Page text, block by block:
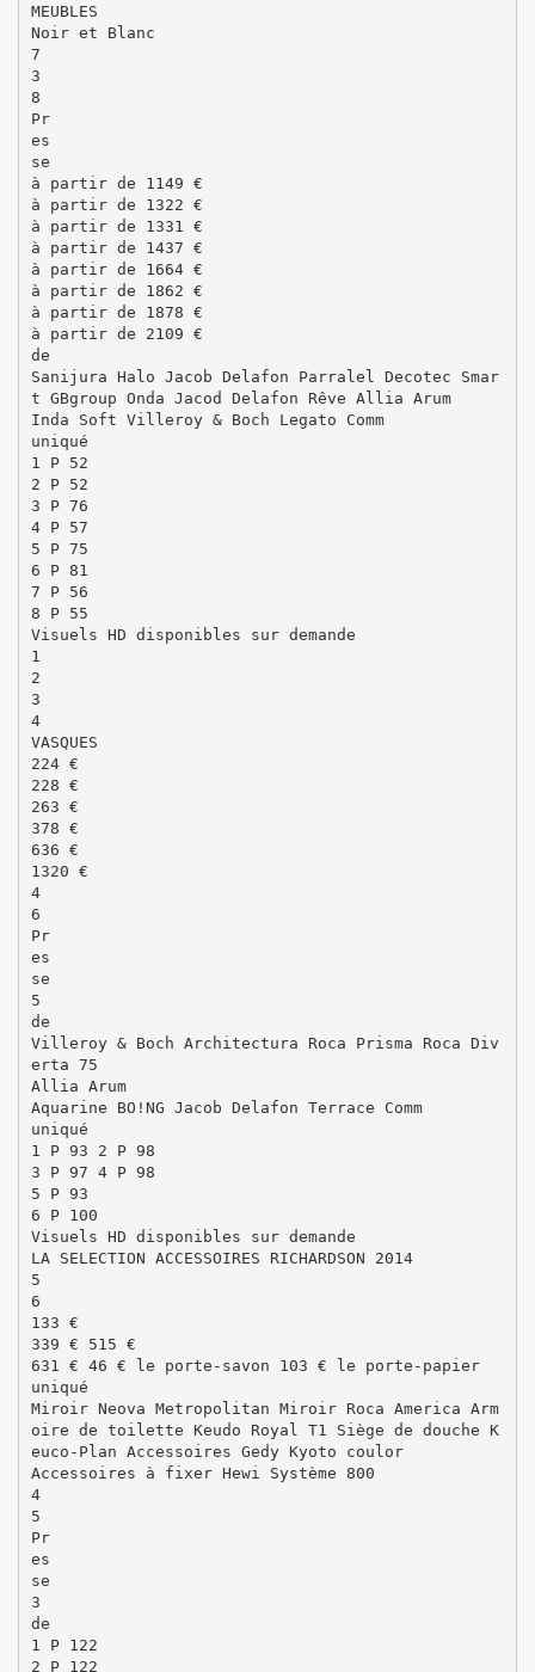
MEUBLES
Noir et Blanc
7
3
8
Pr
es
se
à partir de 1149 €
à partir de 1322 €
à partir de 1331 €
à partir de 1437 €
à partir de 1664 €
à partir de 1862 €
à partir de 1878 €
à partir de 2109 €
de
Sanijura Halo Jacob Delafon Parralel Decotec Smar
t GBgroup Onda Jacod Delafon Rêve Allia Arum
Inda Soft Villeroy & Boch Legato Comm
uniqué
1 P 52
2 P 52
3 P 76
4 P 57
5 P 75
6 P 81
7 P 56
8 P 55
Visuels HD disponibles sur demande
1
2
3
4
VASQUES
224 €
228 €
263 €
378 €
636 €
1320 €
4
6
Pr
es
se
5
de
Villeroy & Boch Architectura Roca Prisma Roca Div
erta 75
Allia Arum
Aquarine BO!NG Jacob Delafon Terrace Comm
uniqué
1 P 93 2 P 98
3 P 97 4 P 98
5 P 93
6 P 100
Visuels HD disponibles sur demande
LA SELECTION ACCESSOIRES RICHARDSON 2014
5
6
133 €
339 € 515 €
631 € 46 € le porte-savon 103 € le porte-papier
uniqué
Miroir Neova Metropolitan Miroir Roca America Arm
oire de toilette Keudo Royal T1 Siège de douche K
euco-Plan Accessoires Gedy Kyoto coulor
Accessoires à fixer Hewi Système 800
4
5
Pr
es
se
3
de
1 P 122
2 P 122